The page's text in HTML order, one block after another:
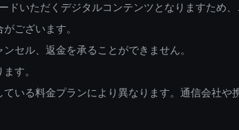
いただくデジタルコンテンツとなりますため、
ございます。
セル、返金を承ることができません。
す。
いる料金プランにより異なります。通信会社